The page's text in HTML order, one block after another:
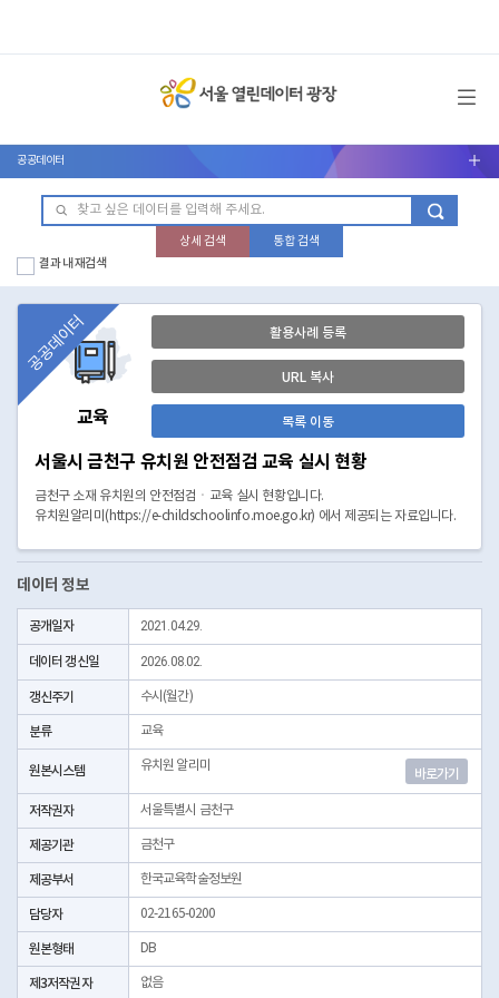
메뉴 열기
공공데이터 서브메뉴 열기
상세 검색
통합 검색
결과 내 재검색
교육
공공데이터 활용사례 등록
URL 복사
목록 이동
서울시 금천구 유치원 안전점검 교육 실시 현황
금천구 소재 유치원의 안전점검ㆍ교육 실시 현황입니다.
유치원알리미(https://e-childschoolinfo.moe.go.kr) 에서 제공되는 자료입니다.
데이터 정보
공개일자 2021.04.29.
데이터 갱신일 2026.08.02.
갱신주기 수시(월간)
분류 교육
원본시스템 유치원 알리미
바로가기
저작권자 서울특별시 금천구
제공기관 금천구
제공부서 한국교육학술정보원
담당자 02-2165-0200
원본형태 DB
제3저작권자 없음